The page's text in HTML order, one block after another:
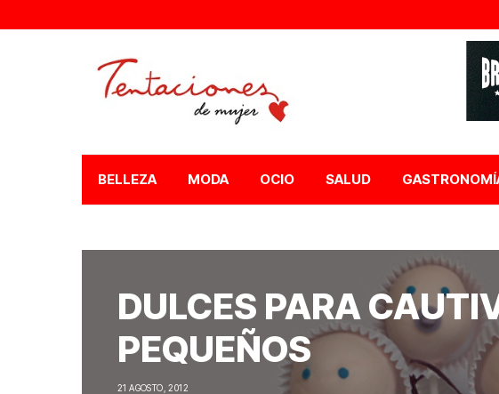
BELLEZA MODA OCIO SALUD
DULCES PARA
PEQUEÑOS
21 AGOSTO, 2012